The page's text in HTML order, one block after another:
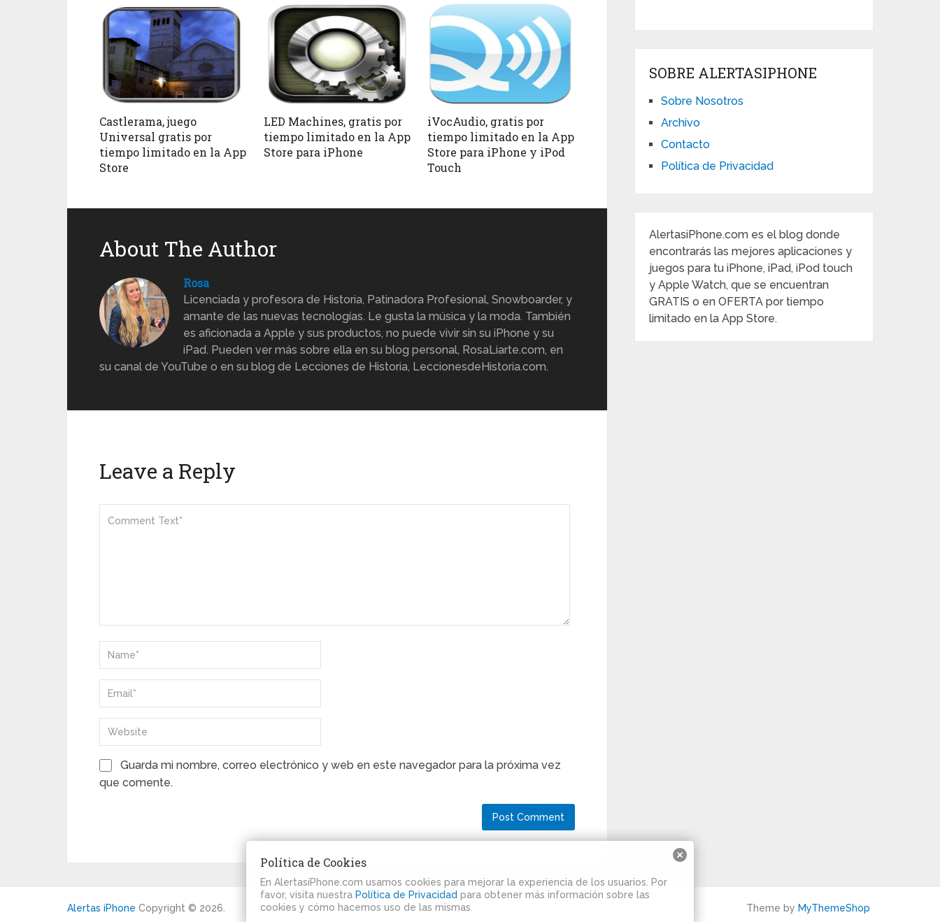
Castlerama, juego
Universal gratis por
tiempo limitado en la App
Store
LED Machines, gratis por
tiempo limitado en la App
Store para iPhone
iVocAudio, gratis por
tiempo limitado en la App
Store para iPhone y iPod
Touch
About The Author
Rosa
Licenciada y profesora de Historia, Patinadora Profesional, Snowboarder, y
amante de las nuevas tecnologías. Le gusta la música y la moda. También
es aficionada a Apple y sus productos, no puede vivir sin su iPhone y su
iPad. Pueden ver más sobre ella en su blog personal, RosaLiarte.com, en
su canal de YouTube o en su blog de Lecciones de Historia, LeccionesdeHistoria.com.
Leave a Reply
Guarda mi nombre, correo electrónico y web en este navegador para la próxima vez
que comente.
SOBRE ALERTASIPHONE
Sobre Nosotros
Archivo
Contacto
Política de Privacidad
AlertasiPhone.com es el blog donde
encontrarás las mejores aplicaciones y
juegos para tu iPhone, iPad, iPod touch
y Apple Watch, que se encuentran
GRATIS o en OFERTA por tiempo
limitado en la App Store.
Alertas iPhone Copyright © 2026. Theme by MyThemeShop
Política de Cookies
En AlertasiPhone.com usamos cookies para mejorar la experiencia de los usuarios. Por
favor, visita nuestra Política de Privacidad para obtener más información sobre las
cookies y cómo hacemos uso de las mismas.